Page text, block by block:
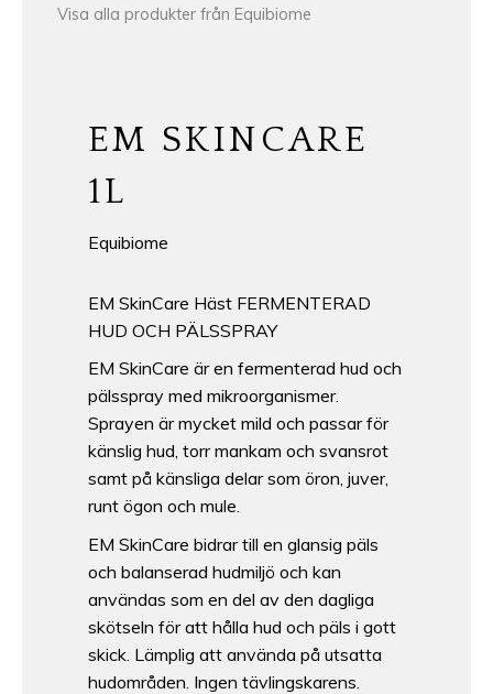
Visa alla produkter från Equibiome
EM SKINCARE
1L
Equibiome
EM SkinCare Häst FERMENTERAD
HUD OCH PÄLSSPRAY
EM SkinCare är en fermenterad hud och
pälsspray med mikroorganismer.
Sprayen är mycket mild och passar för
känslig hud, torr mankam och svansrot
samt på känsliga delar som öron, juver,
runt ögon och mule.
EM SkinCare bidrar till en glansig päls
och balanserad hudmiljö och kan
användas som en del av den dagliga
skötseln för att hålla hud och päls i gott
skick. Lämplig att använda på utsatta
hudområden. Ingen tävlingskarens.